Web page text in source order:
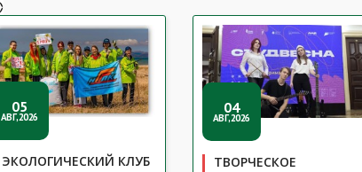
05
АВГ,2026
ЭКОЛОГИЧЕСКИЙ КЛУБ
04
АВГ,2026
ТВОРЧЕСКОЕ